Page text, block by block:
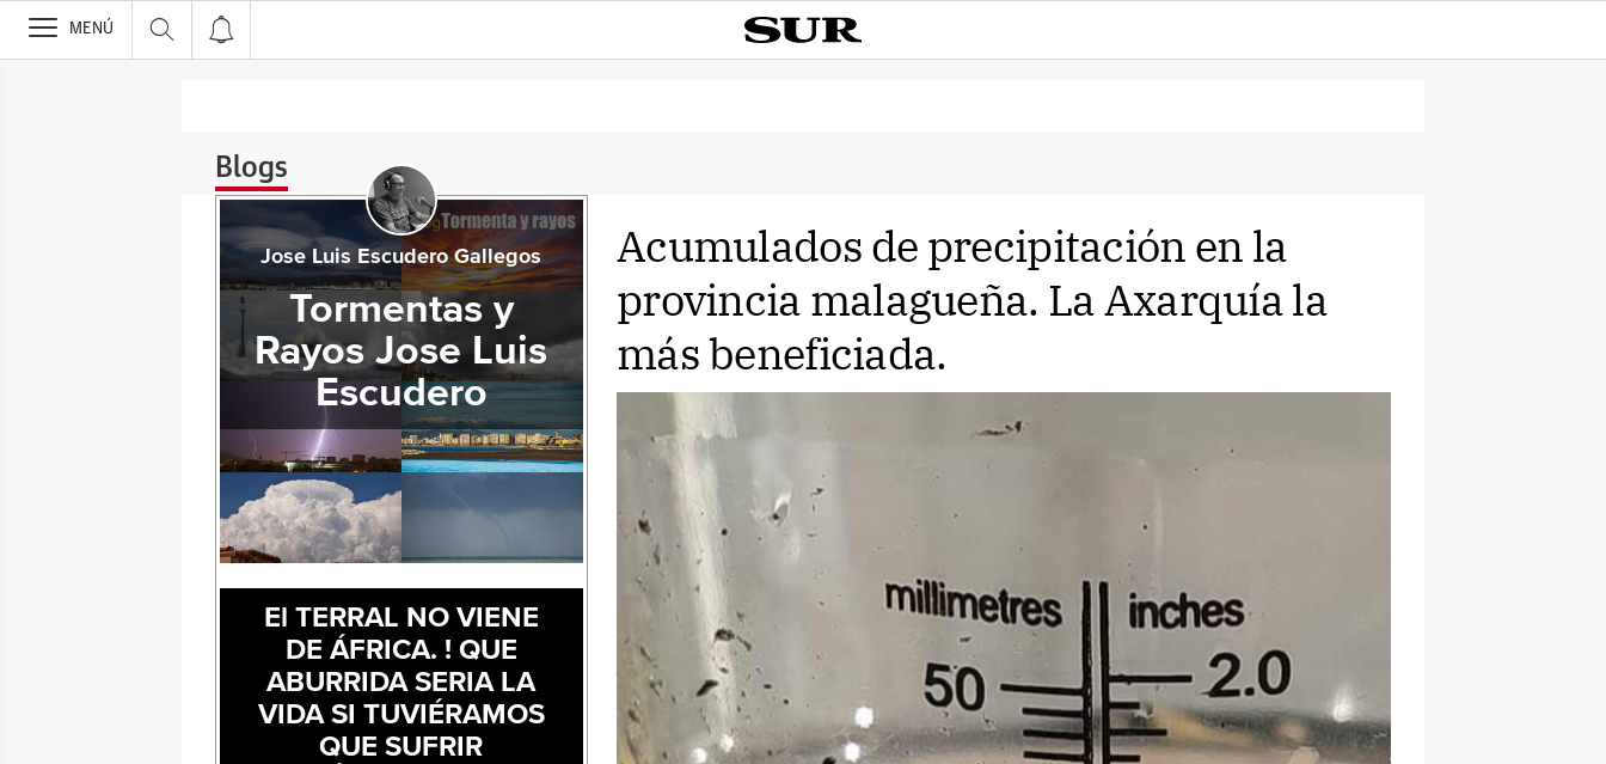
>
MENÚ
Blogs
Acumulados de precipitación en la
provincia malagueña. La Axarquía la
más beneficiada.
Jose Luis Escudero Gallegos
Tormentas y
Rayos Jose Luis
Escudero
El TERRAL NO VIENE
DE ÁFRICA. ! QUE
ABURRIDA SERIA LA
VIDA SI TUVIÉRAMOS
QUE SUFRIR